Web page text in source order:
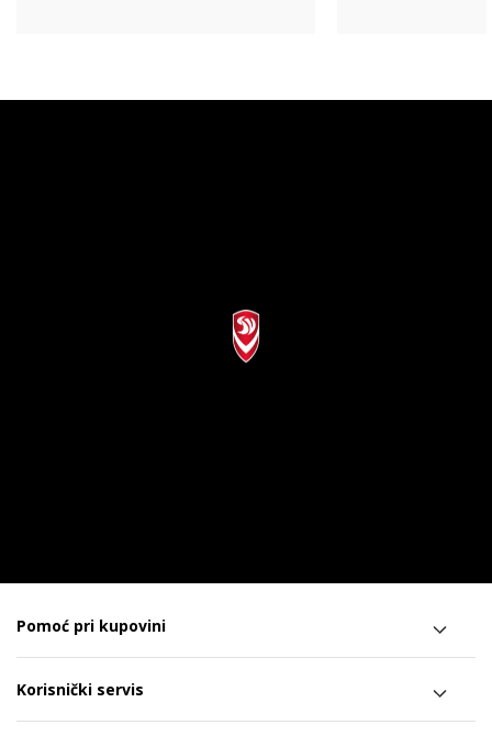
Pomoć pri kupovini
Korisnički servis